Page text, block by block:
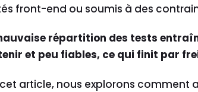
front-end ou soumis à des
répartition des tests
et peu fiables, ce qui finit par
article, nous explorons